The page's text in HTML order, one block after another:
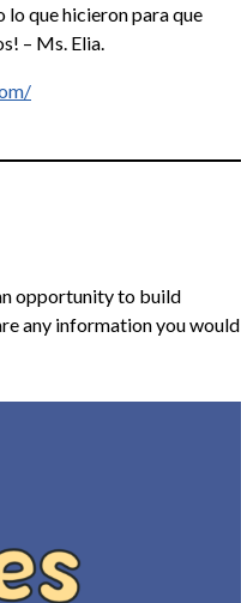
lo que hicieron para que
– Ms. Elia.
opportunity to build
any information you would